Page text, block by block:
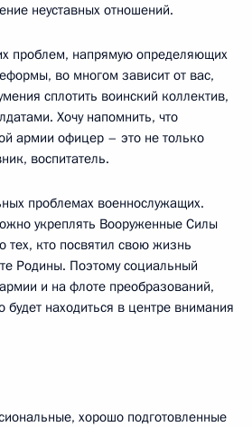
неуставных отношений.
проблем, напрямую определяющих
во многом зависит от вас,
сплотить воинский коллектив,
Хочу напомнить, что
армии офицер – это не только
воспитатель.
проблемах военнослужащих.
укреплять Вооруженные Силы
тех, кто посвятил свою жизнь
Родины. Поэтому социальный
и на флоте преобразований,
будет находиться в центре внимания
хорошо подготовленные